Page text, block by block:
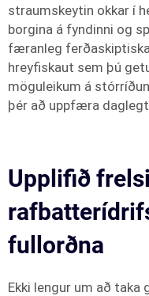
straumskeytin okkar í
borgina á fyndinni og
færanleg
hreyfiskaut sem þú
möguleikum á
þér að uppfæra
Upplifið
fullorðna
Ekki lengur um að